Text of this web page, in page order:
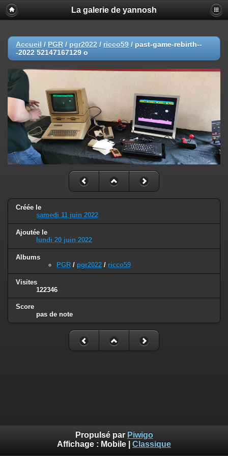
La galerie de yannosh
Accueil / PGR / pgr2022 / ricco59 / past-game-rebirth--
-2022 52147167129 o
Créée le
samedi 11 juin 2022
Ajoutée le
lundi 20 juin 2022
Albums
PGR / pgr2022 / ricco59
Visites
122346
Score
pas de note
Propulsé par Piwigo
Affichage : Mobile Classique